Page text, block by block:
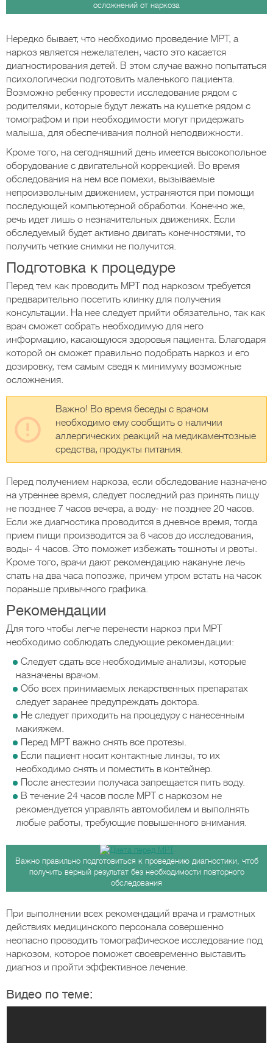
осложнений от наркоза
Нередко бывает, что необходимо проведение МРТ, а
наркоз является нежелателен, часто это касается
диагностирования детей. В этом случае важно попытаться
психологически подготовить маленького пациента.
Возможно ребенку провести исследование рядом с
родителями, которые будут лежать на кушетке рядом с
томографом и при необходимости могут придержать
малыша, для обеспечивания полной неподвижности.
Кроме того, на сегодняшний день имеется высокопольное
оборудование с двигательной коррекцией. Во время
обследования на нем все помехи, вызываемые
непроизвольным движением, устраняются при помощи
последующей компьютерной обработки. Конечно же,
речь идет лишь о незначительных движениях. Если
обследуемый будет активно двигать конечностями, то
получить четкие снимки не получится.
Подготовка к процедуре
Перед тем как проводить МРТ под наркозом требуется
предварительно посетить клинку для получения
консультации. На нее следует прийти обязательно, так как
врач сможет собрать необходимую для него
информацию, касающуюся здоровья пациента. Благодаря
которой он сможет правильно подобрать наркоз и его
дозировку, тем самым сведя к минимуму возможные
осложнения.
Важно! Во время беседы с врачом
необходимо ему сообщить о наличии
аллергических реакций на медикаментозные
средства, продукты питания.
Перед получением наркоза, если обследование назначено
на утреннее время, следует последний раз принять пищу
не позднее 7 часов вечера, а воду- не позднее 20 часов.
Если же диагностика проводится в дневное время, тогда
прием пищи производится за 6 часов до исследования,
воды- 4 часов. Это поможет избежать тошноты и рвоты.
Кроме того, врачи дают рекомендацию накануне лечь
спать на два часа попозже, причем утром встать на часок
пораньше привычного графика.
Рекомендации
Для того чтобы легче перенести наркоз при МРТ
необходимо соблюдать следующие рекомендации:
Следует сдать все необходимые анализы, которые
назначены врачом.
Обо всех принимаемых лекарственных препаратах
следует заранее предупреждать доктора.
Не следует приходить на процедуру с нанесенным
макияжем.
Перед МРТ важно снять все протезы.
Если пациент носит контактные линзы, то их
необходимо снять и поместить в контейнер.
После анестезии получаса запрещается пить воду.
В течение 24 часов после МРТ с наркозом не
рекомендуется управлять автомобилем и выполнять
любые работы, требующие повышенного внимания.
Важно правильно подготовиться к проведению диагностики, чтоб
получить верный результат без необходимости повторного
обследования
При выполнении всех рекомендаций врача и грамотных
действиях медицинского персонала совершенно
неопасно проводить томографическое исследование под
наркозом, которое поможет своевременно выставить
диагноз и пройти эффективное лечение.
Видео по теме: